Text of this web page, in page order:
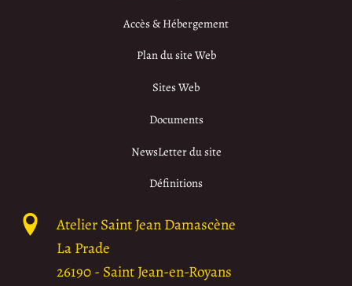
Accès & Hébergement
Plan du site Web
Sites Web
Documents
NewsLetter du site
Définitions
Atelier Saint Jean Damascène
La Prade
26190- Saint Jean-en-Royans